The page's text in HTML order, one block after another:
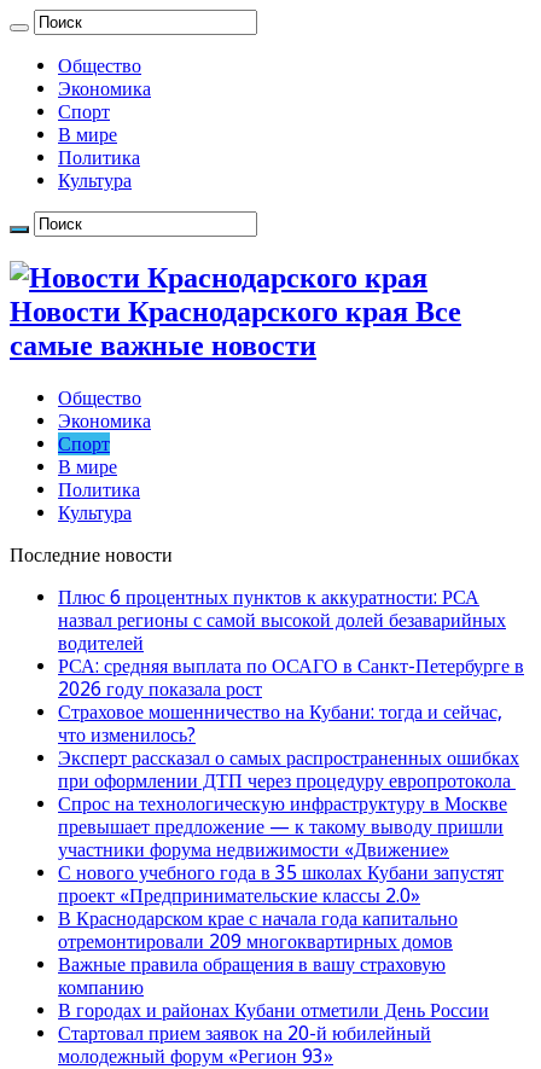
Общество
Экономика
Спорт
В мире
Политика
Культура
Новости Краснодарского края Все
самые важные новости
Общество
Экономика
Спорт
В мире
Политика
Культура
Последние новости
Плюс 6 процентных пунктов к аккуратности: РСА
назвал регионы с самой высокой долей безаварийных
водителей
РСА: средняя выплата по ОСАГО в Санкт-Петербурге в
2026 году показала рост
Страховое мошенничество на Кубани: тогда и сейчас,
что изменилось?
Эксперт рассказал о самых распространенных ошибках
при оформлении ДТП через процедуру европротокола
Спрос на технологическую инфраструктуру в Москве
превышает предложение — к такому выводу пришли
участники форума недвижимости «Движение»
С нового учебного года в 35 школах Кубани запустят
проект «Предпринимательские классы 2.0»
В Краснодарском крае с начала года капитально
отремонтировали 209 многоквартирных домов
Важные правила обращения в вашу страховую
компанию
В городах и районах Кубани отметили День России
Стартовал прием заявок на 20-й юбилейный
молодежный форум «Регион 93»